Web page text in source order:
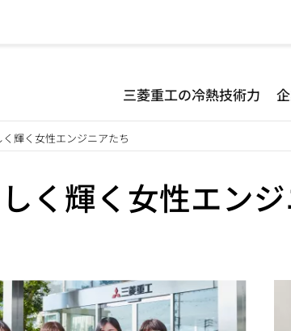
三菱重工の冷熱技術力
く輝く女性エンジニアたち
く輝く女性エン